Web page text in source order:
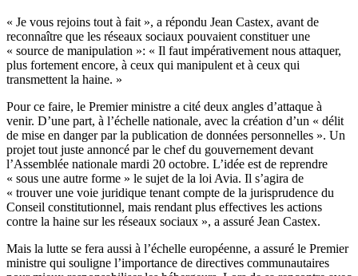
« Je vous rejoins tout à fait », a répondu Jean Castex, avant de
reconnaître que les réseaux sociaux pouvaient constituer une
« source de manipulation »: « Il faut impérativement nous attaquer,
plus fortement encore, à ceux qui manipulent et à ceux qui
transmettent la haine. »
Pour ce faire, le Premier ministre a cité deux angles d’attaque à
venir. D’une part, à l’échelle nationale, avec la création d’un « délit
de mise en danger par la publication de données personnelles ». Un
projet tout juste annoncé par le chef du gouvernement devant
l’Assemblée nationale mardi 20 octobre. L’idée est de reprendre
« sous une autre forme » le sujet de la loi Avia. Il s’agira de
« trouver une voie juridique tenant compte de la jurisprudence du
Conseil constitutionnel, mais rendant plus effectives les actions
contre la haine sur les réseaux sociaux », a assuré Jean Castex.
Mais la lutte se fera aussi à l’échelle européenne, a assuré le Premier
ministre qui souligne l’importance de directives communautaires